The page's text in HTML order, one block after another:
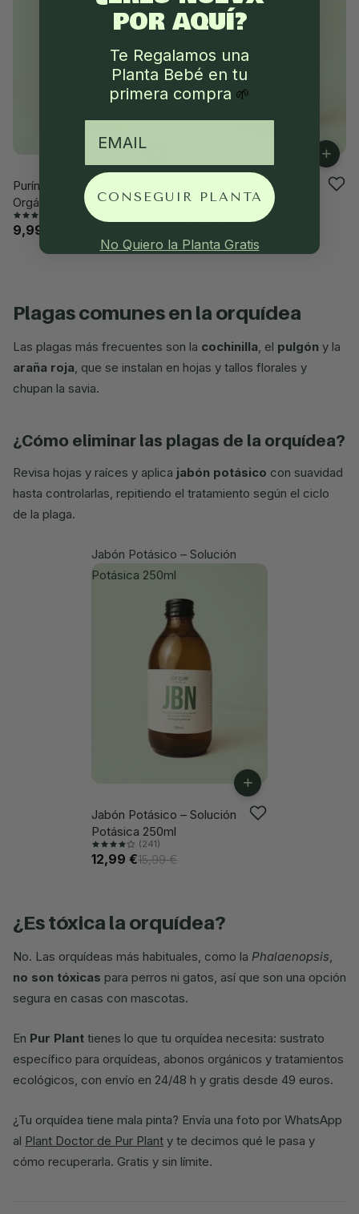
-23%
Purín de Ortigas –
Orgánico 250ml
9,99 €
+
Orgánico 250ml
plagas comunes en la orquídea
Las plagas más frecuentes son la cochinilla, el pulgón y la
araña roja, que se instalan en hojas y tallos florales y
chupan la savia.
¿cómo eliminar las plagas de la orquídea?
Revisa hojas y raíces y aplica jabón potásico con suavidad
hasta controlarlas, repitiendo el tratamiento según el ciclo
de la plaga.
Jabón Potásico – Solución
Potásica 250ml
-18%
+
Jabón Potásico – Solución
Potásica 250ml
(241)
12,99 €15,99 €
¿es tóxica la orquídea?
No. Las orquídeas más habituales, como la Phalaenopsis,
no son tóxicas para perros ni gatos, así que son una opción
segura en casas con mascotas.
En Pur Plant tienes lo que tu orquídea necesita: sustrato
específico para orquídeas, abonos orgánicos y tratamientos
ecológicos, con envío en 24/48 h y gratis desde 49 euros.
¿Tu orquídea tiene mala pinta? Envía una foto por WhatsApp
al Plant Doctor de Pur Plant y te decimos qué le pasa y
cómo recuperarla. Gratis y sin límite.
POR AQUÍ?
Te Regalamos una
Planta Bebé en tu
primera compra 🌱
CONSEGUIR PLANTA
No Quiero la Planta Gratis